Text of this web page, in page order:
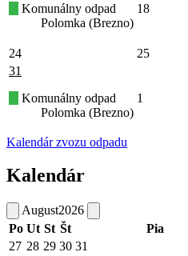
Komunálny odpad
Polomka (Brezno)
18
24 25
31
Komunálny odpad
Polomka (Brezno)
1
Kalendár zvozu odpadu
Kalendár
August2026
Po Ut St Št Pia
27 28 29 30 31